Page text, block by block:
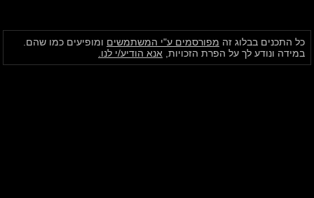
כל התכנים בבלוג זה מפורסמים ע"י המשתמשים ומופיעים כמו שהם.
במידה ונודע לך על הפרת הזכויות, אנא הודיע/י לנו.